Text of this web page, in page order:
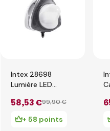
Intex 28698
Lumière LED
piscine
58,53 €99,90 €
+ 58 points